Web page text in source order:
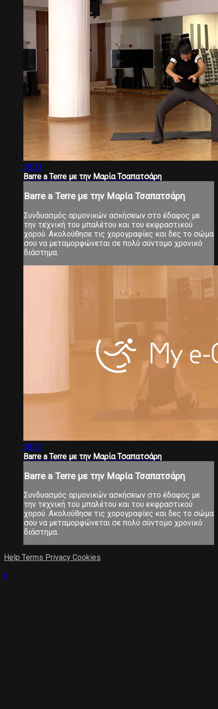
29:23
Barre a Terre με την Μαρία Τσαπατσάρη
Barre a Terre με την Μαρία Τσαπατσάρη
Συνδυασμός αρμονικών ασκήσεων στο έδαφος με
την τεχνική του μπαλέτου και του εκφραστικού
χορού. Ακολούθησε τις χορογραφίες και δες το σώμα
σου να μεταμορφώνεται σε πολύ σύντομο χρονικό
διάστημα.
28:57
Barre a Terre με την Μαρία Τσαπατσάρη
Barre a Terre με την Μαρία Τσαπατσάρη
Συνδυασμός αρμονικών ασκήσεων στο έδαφος με
την τεχνική του μπαλέτου και του εκφραστικού
χορού. Ακολούθησε τις χορογραφίες και δες το σώμα
σου να μεταμορφώνεται σε πολύ σύντομο χρονικό
διάστημα.
Help Terms Privacy Cookies
×